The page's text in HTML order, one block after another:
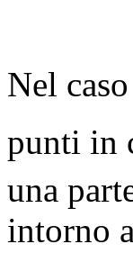
Nel
punti in
una
intorno